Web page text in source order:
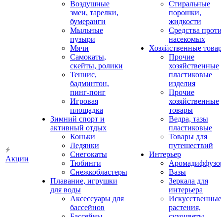
Акции
Воздушные
змеи, тарелки,
бумеранги
Мыльные
пузыри
Мячи
Самокаты,
скейты, ролики
Теннис,
бадминтон,
пинг-понг
Игровая
площадка
Зимний спорт и
активный отдых
Коньки
Ледянки
Снегокаты
Тюбинги
Снежкобластеры
Плавание, игрушки
для воды
Аксессуары для
бассейнов
Стиральные
порошки,
жидкости
Средства
насекомых
Хозяйственные
Прочие
хозяйственные
пластиковые
изделия
Прочие
хозяйственные
товары
Ведра, тазы
пластиковые
Товары для
путешествий
Интерьер
Вазы
Зеркала для
интерьера
Искусственные
растения,